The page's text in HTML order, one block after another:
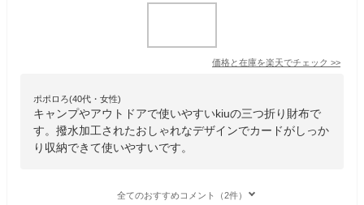
価格と在庫を楽天でチェック >>
ポポロろ(40代・女性)
キャンプやアウトドアで使いやすいkiuの三つ折り財布で
す。撥水加工されたおしゃれなデザインでカードがしっか
り収納できて使いやすいです。
全てのおすすめコメント（2件）